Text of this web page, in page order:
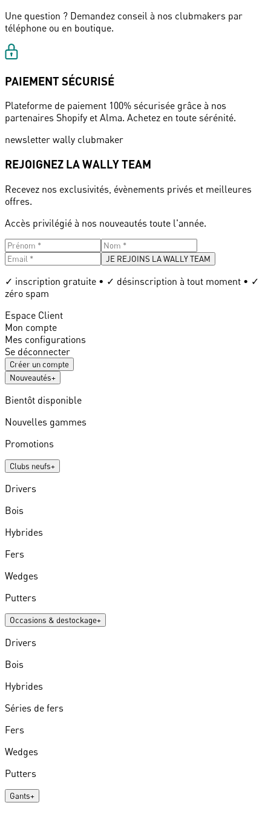
Une question ? Demandez conseil à nos clubmakers par
téléphone ou en boutique.
PAIEMENT SÉCURISÉ
Plateforme de paiement 100% sécurisée grâce à nos
partenaires Shopify et Alma. Achetez en toute sérénité.
newsletter wally clubmaker
REJOIGNEZ LA WALLY TEAM
Recevez nos exclusivités, évènements privés et meilleures
offres.
Accès privilégié à nos nouveautés toute l'année.
JE REJOINS LA WALLY TEAM
✓ inscription gratuite • ✓ désinscription à tout moment • ✓
zéro spam
Espace Client
Mon compte
Mes configurations
Se déconnecter
Créer un compte
Nouveautés+
Bientôt disponible
Nouvelles gammes
Promotions
Clubs neufs+
Drivers
Bois
Hybrides
Fers
Wedges
Putters
Occasions & destockage+
Drivers
Bois
Hybrides
Séries de fers
Fers
Wedges
Putters
Gants+